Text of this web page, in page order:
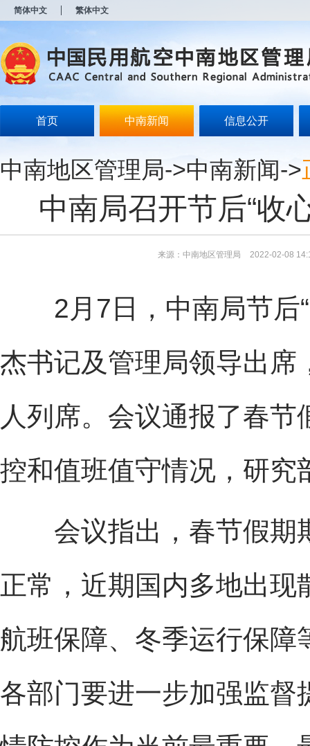
简体中文 繁体中文
首页 中南新闻 信息公开
中南地区管理局->中南新闻->
中南局召开节后“收
来源：中南地区管理局 2022-02-08
2月7日，中南局节后“
杰书记及管理局领导出席
人列席。会议通报了春
控和值班值守情况，研究
会议指出，春节假期
正常，近期国内多地出
航班保障、冬季运行保障
各部门要进一步加强监督
开
无
障
说
Alt